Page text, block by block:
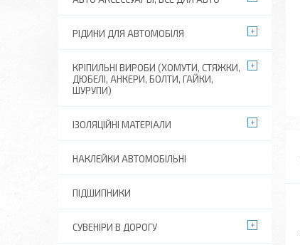
РІДИНИ ДЛЯ АВТОМОБІЛЯ
КРІПИЛЬНІ ВИРОБИ (ХОМУТИ, СТЯЖКИ,
ДЮБЕЛІ, АНКЕРИ, БОЛТИ, ГАЙКИ,
ШУРУПИ)
ІЗОЛЯЦІЙНІ МАТЕРІАЛИ
НАКЛЕЙКИ АВТОМОБІЛЬНІ
ПІДШИПНИКИ
СУВЕНІРИ В ДОРОГУ